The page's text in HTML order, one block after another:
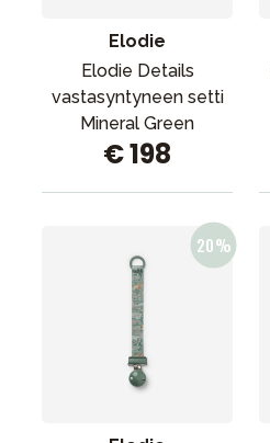
Elodie
Elodie Details
vastasyntyneen setti
Mineral Green
€ 198